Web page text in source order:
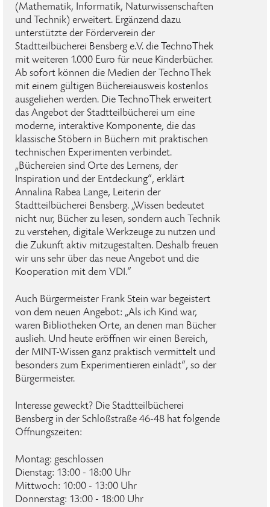
(Mathematik, Informatik, Naturwissenschaften
und Technik) erweitert. Ergänzend dazu
unterstützte der Förderverein der
Stadtteilbücherei Bensberg e.V. die TechnoThek
mit weiteren 1.000 Euro für neue Kinderbücher.
Ab sofort können die Medien der TechnoThek
mit einem gültigen Büchereiausweis kostenlos
ausgeliehen werden. Die TechnoThek erweitert
das Angebot der Stadtteilbücherei um eine
moderne, interaktive Komponente, die das
klassische Stöbern in Büchern mit praktischen
technischen Experimenten verbindet.
„Büchereien sind Orte des Lernens, der
Inspiration und der Entdeckung“, erklärt
Annalina Rabea Lange, Leiterin der
Stadtteilbücherei Bensberg. „Wissen bedeutet
nicht nur, Bücher zu lesen, sondern auch Technik
zu verstehen, digitale Werkzeuge zu nutzen und
die Zukunft aktiv mitzugestalten. Deshalb freuen
wir uns sehr über das neue Angebot und die
Kooperation mit dem VDI.“
Auch Bürgermeister Frank Stein war begeistert
von dem neuen Angebot: „Als ich Kind war,
waren Bibliotheken Orte, an denen man Bücher
auslieh. Und heute eröffnen wir einen Bereich,
der MINT-Wissen ganz praktisch vermittelt und
besonders zum Experimentieren einlädt“, so der
Bürgermeister.
Interesse geweckt? Die Stadtteilbücherei
Bensberg in der Schloßstraße 46-48 hat folgende
Öffnungszeiten:
Montag: geschlossen
Dienstag: 13:00 - 18:00 Uhr
Mittwoch: 10:00 - 13:00 Uhr
Donnerstag: 13:00 - 18:00 Uhr